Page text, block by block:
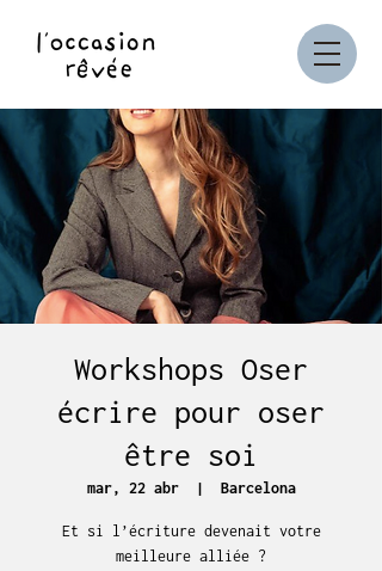
Workshops Oser
écrire pour oser
être soi
mar, 22 abr
  |
Barcelona
Et si l’écriture devenait votre
meilleure alliée ?